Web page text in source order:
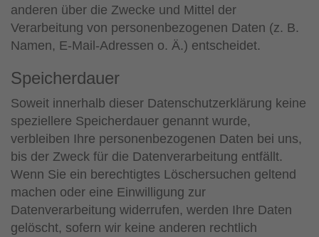
anderen über die Zwecke und Mittel der
Verarbeitung von personenbezogenen Daten (z. B.
Namen, E-Mail-Adressen o. Ä.) entscheidet.
Speicherdauer
Soweit innerhalb dieser Datenschutzerklärung keine
speziellere Speicherdauer genannt wurde,
verbleiben Ihre personenbezogenen Daten bei uns,
bis der Zweck für die Datenverarbeitung entfällt.
Wenn Sie ein berechtigtes Löschersuchen geltend
machen oder eine Einwilligung zur
Datenverarbeitung widerrufen, werden Ihre Daten
gelöscht, sofern wir keine anderen rechtlich